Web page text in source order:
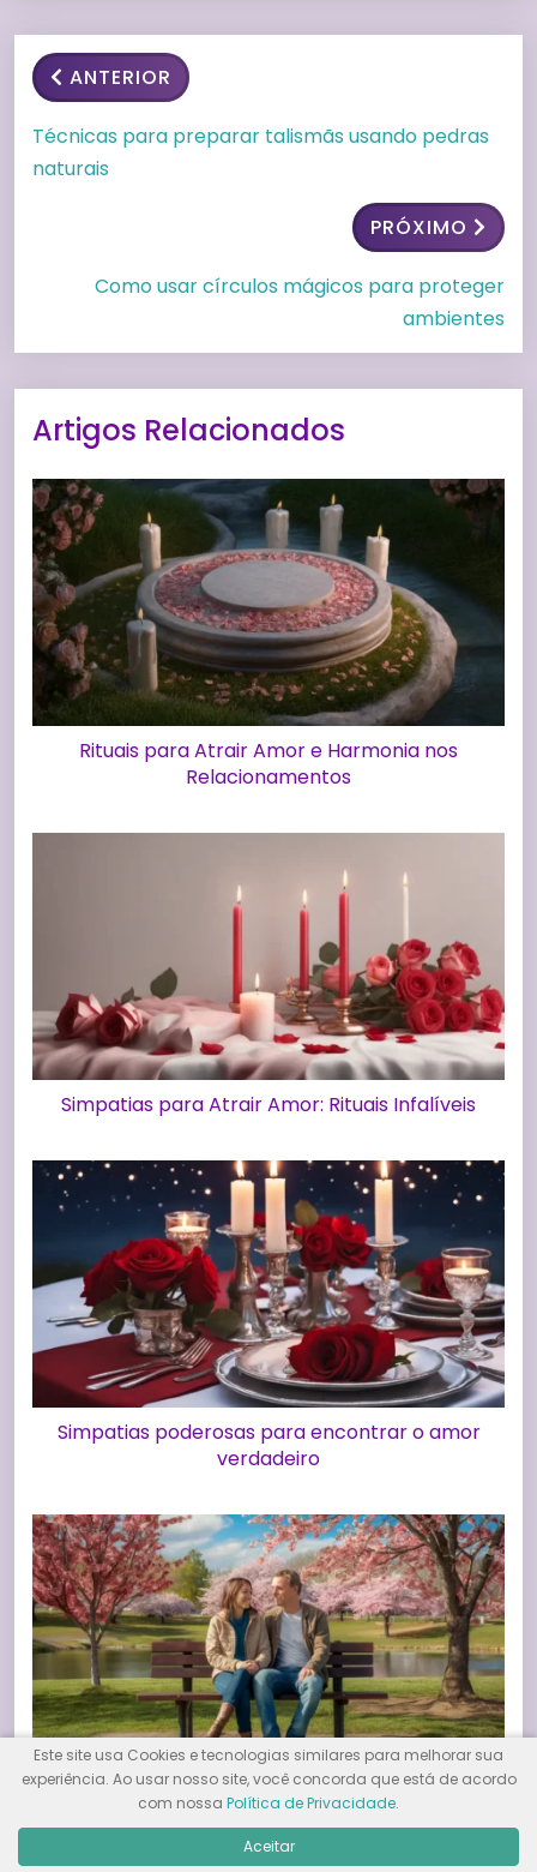
ANTERIOR
Técnicas para preparar talismãs usando pedras
naturais
PRÓXIMO
Como usar círculos mágicos para proteger
ambientes
Artigos Relacionados
Rituais para Atrair Amor e Harmonia nos
Relacionamentos
Simpatias para Atrair Amor: Rituais Infalíveis
Simpatias poderosas para encontrar o amor
verdadeiro
Dicas de Amor: Como Fortalecer Seus
Relacionamentos
Este site usa Cookies e tecnologias similares para melhorar sua
experiência. Ao usar nosso site, você concorda que está de acordo
com nossa Política de Privacidade.
Aceitar